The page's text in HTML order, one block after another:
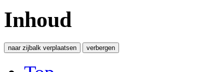
Inhoud
naar zijbalk verplaatsen verbergen